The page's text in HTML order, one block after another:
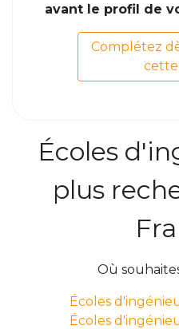
avant le profil de
Complétez
Écoles
plus
Où
Écoles
Écoles